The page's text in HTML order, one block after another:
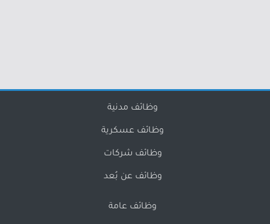
وظائف مدنية
وظائف عسكرية
وظائف شركات
وظائف عن بُعد
وظائف عامة